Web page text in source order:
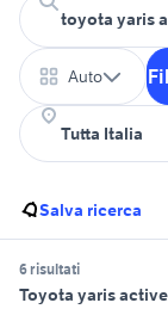
Auto
Salva ricerca
6 risultati
Toyota yaris